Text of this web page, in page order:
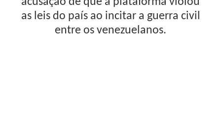
as leis do país ao incitar a guerra civil
entre os venezuelanos.